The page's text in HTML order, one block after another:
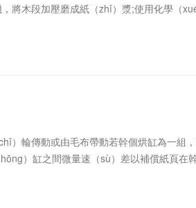
將木段加壓磨成紙（zhǐ）漿;使用化學（
傳動或由毛布帶動若幹個烘缸為一組，
）缸之間微量速（sù）差以補償紙頁在